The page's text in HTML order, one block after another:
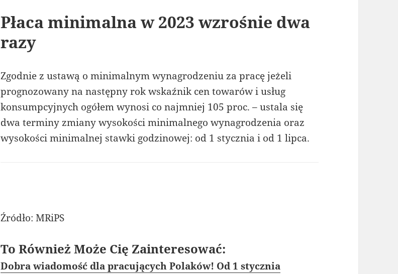
Płaca minimalna w 2023 wzrośnie dwa
razy
Zgodnie z ustawą o minimalnym wynagrodzeniu za pracę jeżeli
prognozowany na następny rok wskaźnik cen towarów i usług
konsumpcyjnych ogółem wynosi co najmniej 105 proc. – ustala się
dwa terminy zmiany wysokości minimalnego wynagrodzenia oraz
wysokości minimalnej stawki godzinowej: od 1 stycznia i od 1 lipca.
Źródło: MRiPS
To Również Może Cię Zainteresować:
Dobra wiadomość dla pracujących Polaków! Od 1 stycznia